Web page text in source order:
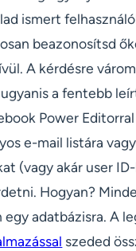
ismert
beazonosítsd
A kérdésre
a fentebb
Power
e-mail listára
(vagy akár user
Hogyan?
egy adatbázisra. A
szeded